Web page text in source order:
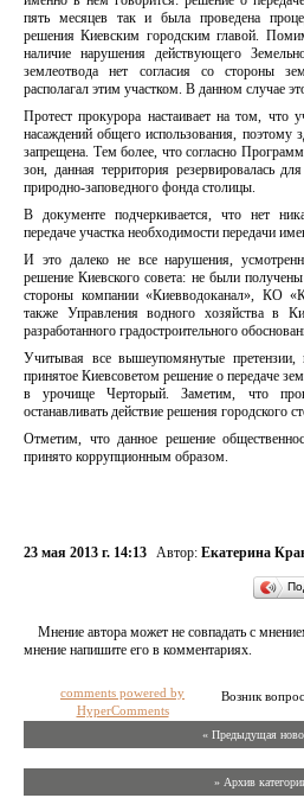
пять месяцев так и была проведена
решения Киевским городским главой.
наличие нарушения действующего
землеотвода нет согласия со стороны
располагал этим участком. В данном случае
Протест прокурора настаивает на том, что
насаждений общего использования, поэтому
запрещена. Тем более, что согласно
зон, данная территория резервировалась
природно-заповедного фонда столицы.
В документе подчеркивается, что нет
передаче участка необходимости передачи
И это далеко не все нарушения,
решение Киевского совета: не были
стороны компании «Киевводоканал», КО
также Управления водного хозяйства в
разработанного градостроительного
Учитывая все вышеупомянутые претензии,
принятое Киевсоветом решение о передаче
в урочище Черторый. Заметим, что
останавливать действие решения городского
Отметим, что данное решение
принято коррупционным образом.
23 мая 2013 г. 14:13 Автор: Екатерина
Мнение автора может не совпадать с
мнение напишите его в комментариях.
Возник
comments powered by
HyperComments
« Предыдущая
» Архив